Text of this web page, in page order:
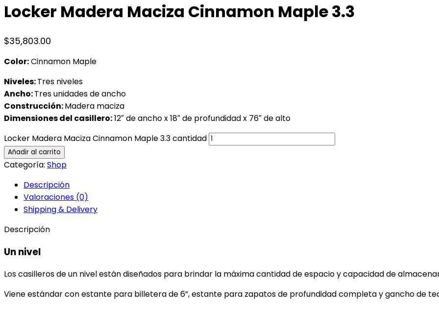
Locker Madera Maciza Cinnamon Maple 3.3
$35,803.00
Color:Cinnamon Maple
Niveles:Tres niveles
Ancho:Tres unidades de ancho
Construcción:Madera maciza
Dimensiones del casillero:12″ de ancho x 18″ de profundidad x 76″ de alto
Locker Madera Maciza Cinnamon Maple 3.3 cantidad
Añadir al carrito
Categoría: Shop
Descripción
Valoraciones (0)
Shipping & Delivery
Descripción
Un nivel
Los casilleros de un nivel están diseñados para brindar la máxima cantidad de espacio y capacidad de
Viene estándar con estante para billetera de 6”, estante para zapatos de profundidad completa y gancho de